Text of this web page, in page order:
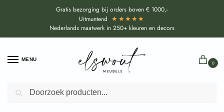
Gratis bezorging bij orders boven € 1000,-
Uitmuntend ★★★★★
Nederlands maatwerk in 250+ kleuren en decors
MENU
0
Door de bouwvakperiode geldt voor alle collecties momenteel een EXTRA
levertijd van circa 3-4 weken bovenop de reguliere levertijd.